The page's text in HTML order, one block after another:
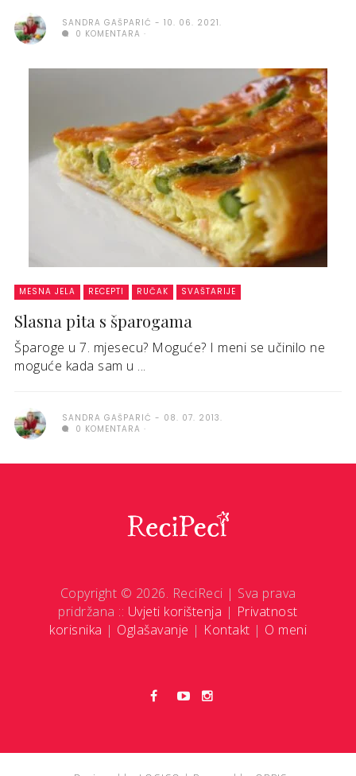
SANDRA GAŠPARIĆ
10. 06. 2021.
0 KOMENTARA
MESNA JELA RECEPTI RUČAK SVAŠTARIJE
Slasna pita s šparogama
Šparoge u 7. mjesecu? Moguće? I meni se učinilo ne
moguće kada sam u ...
SANDRA GAŠPARIĆ
08. 07. 2013.
0 KOMENTARA
Copyright © 2026. ReciReci | Sva prava
pridržana :: Uvjeti korištenja | Privatnost
korisnika | Oglašavanje | Kontakt | O meni